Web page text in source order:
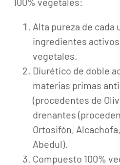
Alta pureza de cada
ingredientes
vegetales.
Diurético de doble
materias primas
(procedentes de
drenantes
Ortosifón,
Abedul).
Compuesto 100%